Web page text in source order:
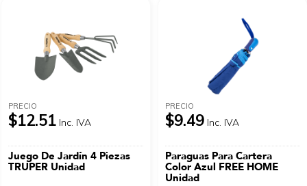
PRECIO
$12.51 Inc. IVA
Juego De Jardín 4 Piezas
TRUPER Unidad
PRECIO
$9.49 Inc. IVA
Paraguas Para Cartera
Color Azul FREE HOME
Unidad